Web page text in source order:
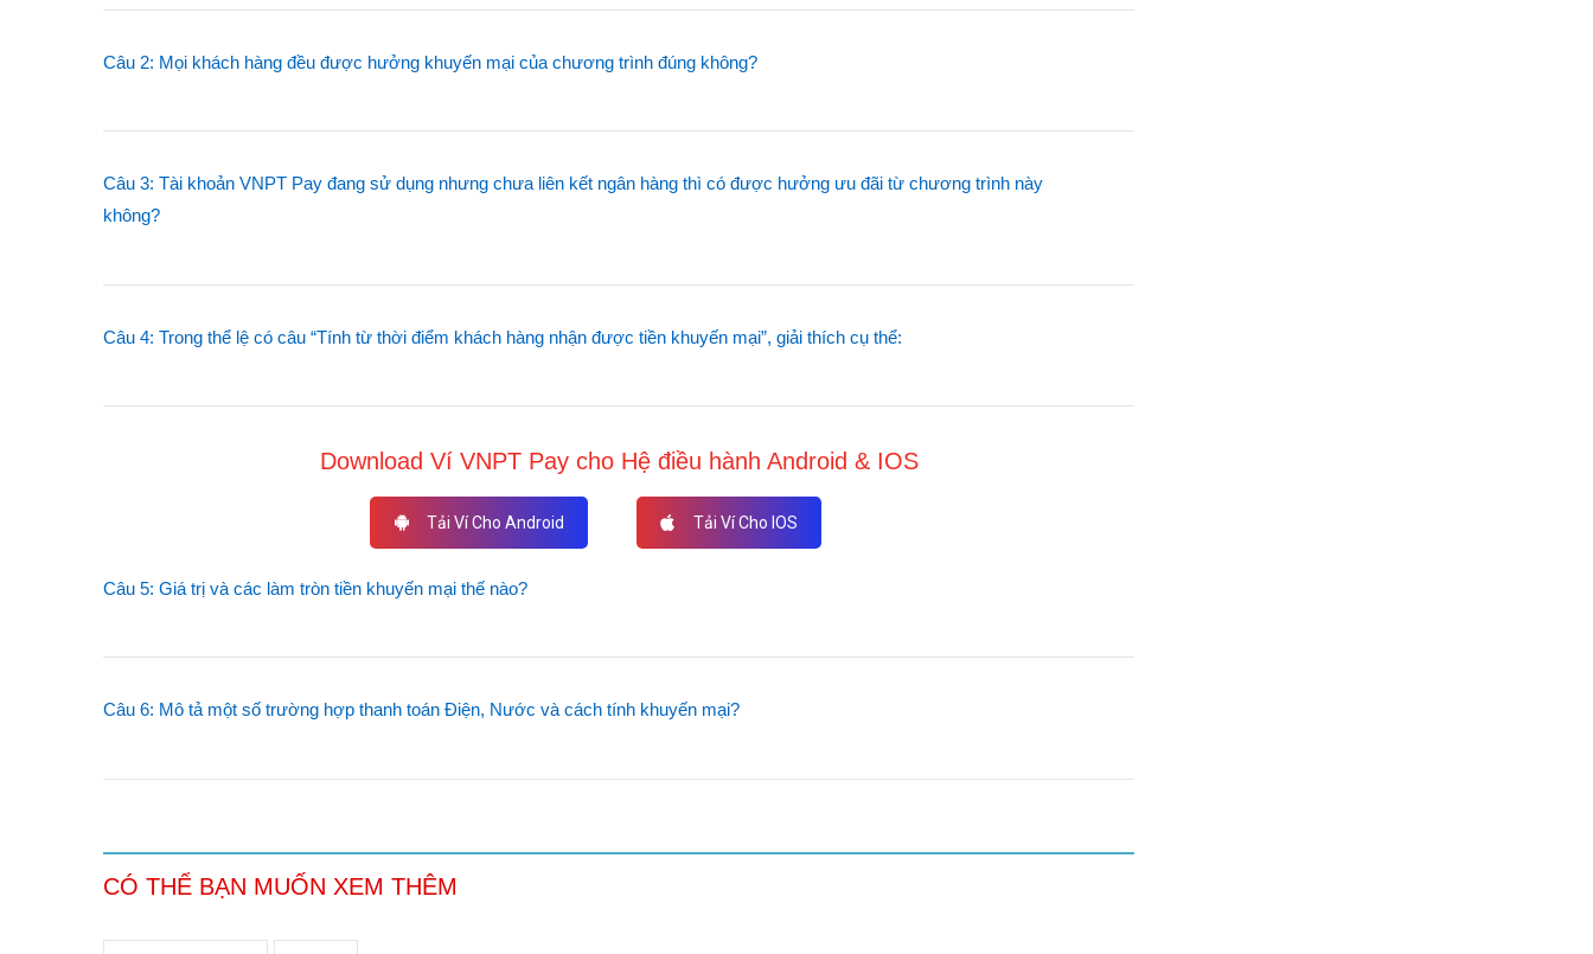
Câu 2: Mọi khách hàng đều được hưởng khuyến mại của chương trình đúng không?
Câu 3: Tài khoản VNPT Pay đang sử dụng nhưng chưa liên kết ngân hàng thì có được hưởng ưu đãi từ chương trình này
không?
Câu 4: Trong thể lệ có câu “Tính từ thời điểm khách hàng nhận được tiền khuyến mại”, giải thích cụ thể:
Download Ví VNPT Pay cho Hệ điều hành Android & IOS
Tải Ví Cho Android Tải Ví Cho IOS
Câu 5: Giá trị và các làm tròn tiền khuyến mại thế nào?
Câu 6: Mô tả một số trường hợp thanh toán Điện, Nước và cách tính khuyến mại?
CÓ THỂ BẠN MUỐN XEM THÊM